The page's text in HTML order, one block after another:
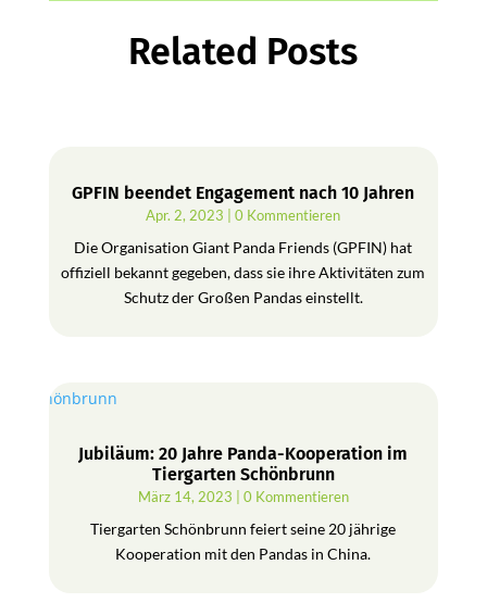
Related Posts
GPFIN beendet Engagement nach 10 Jahren
Apr. 2, 2023 | 0 Kommentieren
Die Organisation Giant Panda Friends (GPFIN) hat
offiziell bekannt gegeben, dass sie ihre Aktivitäten zum
Schutz der Großen Pandas einstellt.
Jubiläum: 20 Jahre Panda-Kooperation im
Tiergarten Schönbrunn
März 14, 2023 | 0 Kommentieren
Tiergarten Schönbrunn feiert seine 20 jährige
Kooperation mit den Pandas in China.